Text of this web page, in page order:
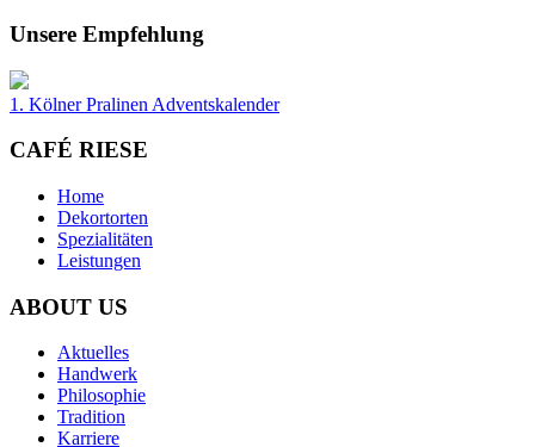
Unsere Empfehlung
1. Kölner Pralinen Adventskalender
CAFÉ RIESE
Home
Dekortorten
Spezialitäten
Leistungen
ABOUT US
Aktuelles
Handwerk
Philosophie
Tradition
Karriere